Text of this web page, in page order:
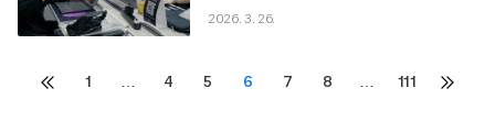
2026. 3. 26.
Posts
이전
1 … 4 5 6 7 8 … 111
다음